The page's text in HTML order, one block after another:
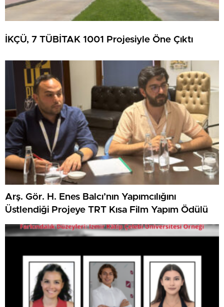
İKÇÜ, 7 TÜBİTAK 1001 Projesiyle Öne Çıktı
Arş. Gör. H. Enes Balcı’nın Yapımcılığını
Üstlendiği Projeye TRT Kısa Film Yapım Ödülü